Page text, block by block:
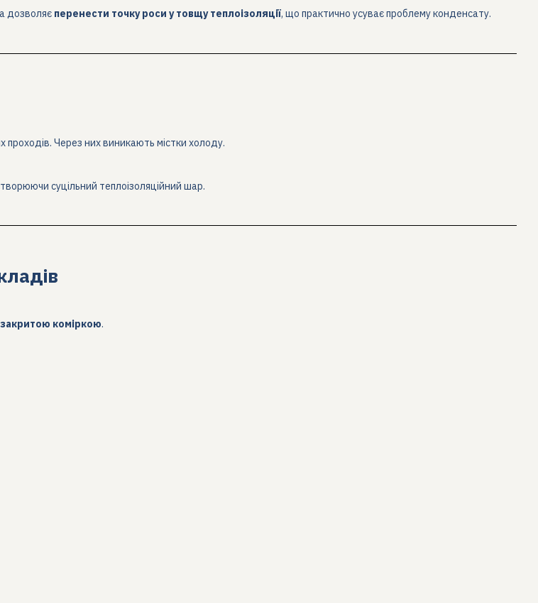
дозволяє перенести точку роси у товщу теплоізоляції, що практично усуває проблему конденсату.
проходів. Через них виникають містки холоду.
суцільний теплоізоляційний шар.
закритою коміркою.